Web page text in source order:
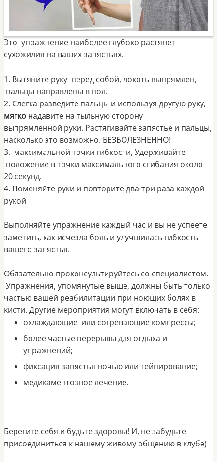
Это упражнение наиболее глубоко растянет
сухожилия на ваших запястьях.
1. Вытяните руку перед собой, локоть выпрямлен,
пальцы направлены в пол.
2. Слегка разведите пальцы и используя другую руку,
мягко надавите на тыльную сторону
выпрямленной руки. Растягивайте запястье и пальцы,
насколько это возможно. БЕЗБОЛЕЗНЕННО!
3. максимальной точки гибкости, Удерживайте
положение в точки максимального сгибания около
20 секунд.
4. Поменяйте руки и повторите два-три раза каждой
рукой
Выполняйте упражнение каждый час и вы не успеете
заметить, как исчезла боль и улучшилась гибкость
вашего запястья.
Обязательно проконсультируйтесь со специалистом.
Упражнения, упомянутые выше, должны быть только
частью вашей реабилитации при ноющих болях в
кисти. Другие мероприятия могут включать в себя:
охлаждающие или согревающие компрессы;
более частые перерывы для отдыха и
упражнений;
фиксация запястья ночью или тейпирование;
медикаментозное лечение.
Берегите себя и будьте здоровы! И, не забудьте
присоединиться к нашему живому общению в клубе)